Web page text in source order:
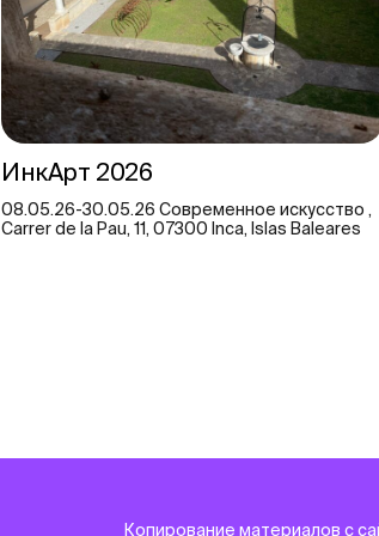
ИнкАрт 2026
08.05.26-30.05.26 Современное искусство ,
Carrer de la Pau, 11, 07300 Inca, Islas Baleares
Копирование материалов с